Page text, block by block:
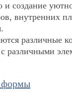
и создание
внутренних
различные
с различными
формы